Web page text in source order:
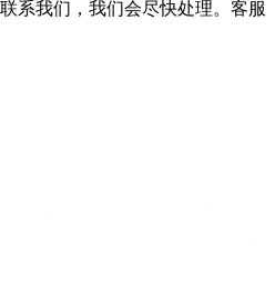
系我们，我们会尽快处理。客服